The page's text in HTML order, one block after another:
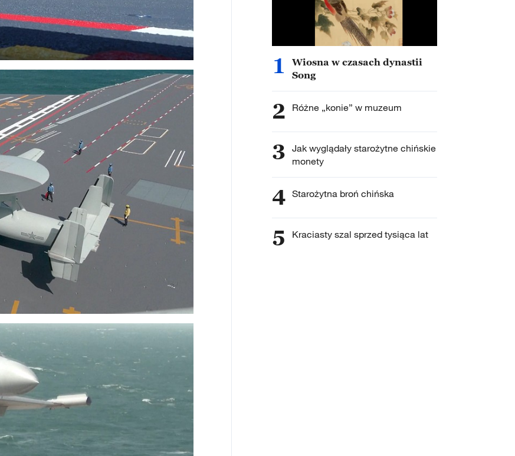
1
Wiosna w czasach dynastii
Song
2 Różne „konie” w muzeum
3 Jak wyglądały starożytne chińskie
monety
4 Starożytna broń chińska
5 Kraciasty szal sprzed tysiąca lat